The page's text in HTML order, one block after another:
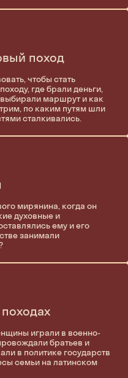
поход
чтобы стать
где брали деньги,
маршрут и как
по каким путям шли
сталкивались.
мирянина, когда он
духовные и
ему и его
занимали
играли в военно-
братьев и
в политике государств
семьи на латинском